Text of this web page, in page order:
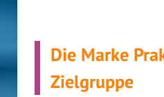
Die Marke
Zielgruppe